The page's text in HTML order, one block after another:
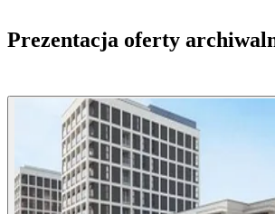
Prezentacja oferty